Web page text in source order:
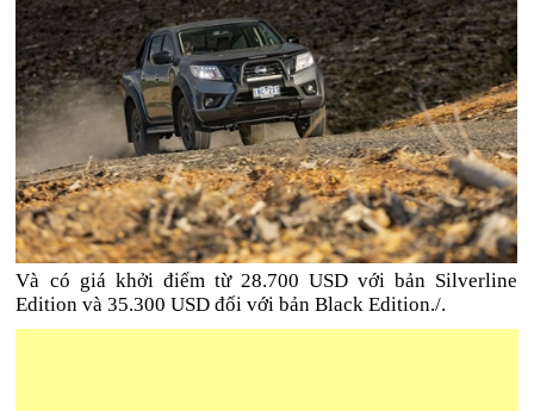
Và có giá khởi điểm từ 28.700 USD với bản Silverline
Edition và 35.300 USD đối với bản Black Edition./.